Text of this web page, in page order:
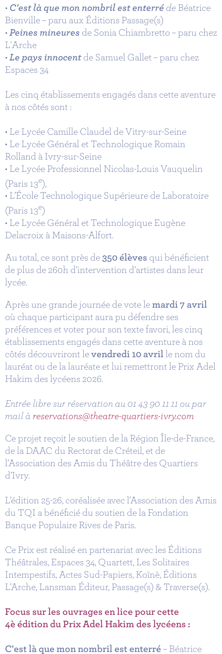
• C'est là que mon nombril est enterré de Béatrice
Bienville – paru aux Éditions Passage(s)
•Peines mineures de Sonia Chiambretto – paru chez
L'Arche
•Le pays innocentde Samuel Gallet – paru chez
Espaces 34
Les cinq établissements engagés dans cette aventure
à nos côtés sont :
• Le Lycée Camille Claudel de Vitry-sur-Seine
• Le Lycée Général et Technologique Romain
Rolland à Ivry-sur-Seine
• Le Lycée Professionnel Nicolas-Louis Vauquelin
(Paris 13e),
• L’École Technologique Supérieure de Laboratoire
(Paris 13e)
• Le Lycée Général et Technologique Eugène
Delacroix à Maisons-Alfort.
Au total, ce sont près de350 élèves qui bénéficient
de plus de 260h d’intervention d’artistes dans leur
lycée.
Après une grande journée de vote lemardi 7 avril
où chaque participant aura pu défendre ses
préférences et voter pour son texte favori, les cinq
établissements engagés dans cette aventure à nos
côtés découvriront levendredi 10 avril le nom du
lauréat ou de la lauréate et lui remettront le Prix Adel
Hakim des lycéens 2026.
Entrée libre sur réservation au 01 43 90 11 11 ou par
mail à reservations@theatre-quartiers-ivry.com
Ce projet reçoit le soutien de la Région Île-de-France,
de la DAAC du Rectorat de Créteil, et de
l’Association des Amis du Théâtre des Quartiers
d’Ivry.
L’édition 25-26, coréalisée avec l’Association des Amis
du TQI a bénéficié du soutien de la Fondation
Banque Populaire Rives de Paris.
Ce Prix est réalisé en partenariat avec les Éditions
Théâtrales, Espaces 34, Quartett, Les Solitaires
Intempestifs, Actes Sud-Papiers, Koïnè, Éditions
L’Arche, Lansman Éditeur, Passage(s) & Traverse(s).
Focus sur les ouvrages en lice pour cette
4è édition du Prix Adel Hakim des lycéens :
C'est là que mon nombril est enterré – Béatrice